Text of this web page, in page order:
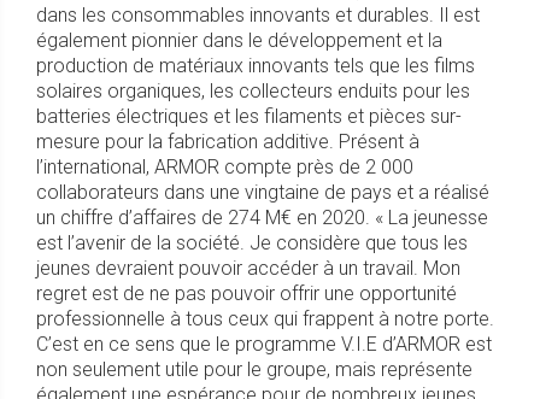
dans les consommables innovants et durables. Il est
également pionnier dans le développement et la
production de matériaux innovants tels que les films
solaires organiques, les collecteurs enduits pour les
batteries électriques et les filaments et pièces sur-
mesure pour la fabrication additive. Présent à
l’international, ARMOR compte près de 2 000
collaborateurs dans une vingtaine de pays et a réalisé
un chiffre d’affaires de 274 M€ en 2020. « La jeunesse
est l’avenir de la société. Je considère que tous les
jeunes devraient pouvoir accéder à un travail. Mon
regret est de ne pas pouvoir offrir une opportunité
professionnelle à tous ceux qui frappent à notre porte.
C’est en ce sens que le programme V.I.E d’ARMOR est
non seulement utile pour le groupe, mais représente